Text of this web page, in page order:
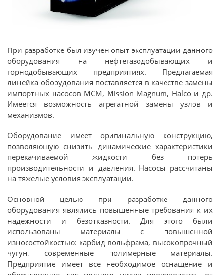
При разработке был изучен опыт эксплуатации данного
оборудования на нефтегазодобывающих и
горнодобывающих предприятиях. Предлагаемая
линейка оборудования поставляется в качестве замены
импортных насосов MCM, Mission Magnum, Halco и др.
Имеется возможность агрегатной замены узлов и
механизмов.
Оборудование имеет оригинальную конструкцию,
позволяющую снизить динамические характеристики
перекачиваемой жидкости без потерь
производительности и давления. Насосы рассчитаны
на тяжелые условия эксплуатации.
Основной целью при разработке данного
оборудования являлись повышенные требования к их
надежности и безотказности. Для этого были
использованы материалы с повышенной
износостойкостью: карбид вольфрама, высокопрочный
чугун, современные полимерные материалы.
Предприятие имеет все необходимое оснащение и